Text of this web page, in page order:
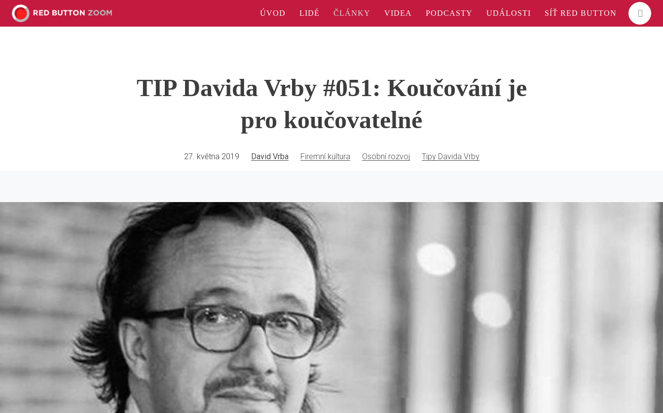
ÚVOD LIDÉ ČLÁNKY VIDEA PODCASTY UDÁLOSTI SÍŤ RED BUTTON
TIP Davida Vrby #051: Koučování je
pro koučovatelné
27. května 2019 David Vrba Firemní kultura Osobní rozvoj Tipy Davida Vrby